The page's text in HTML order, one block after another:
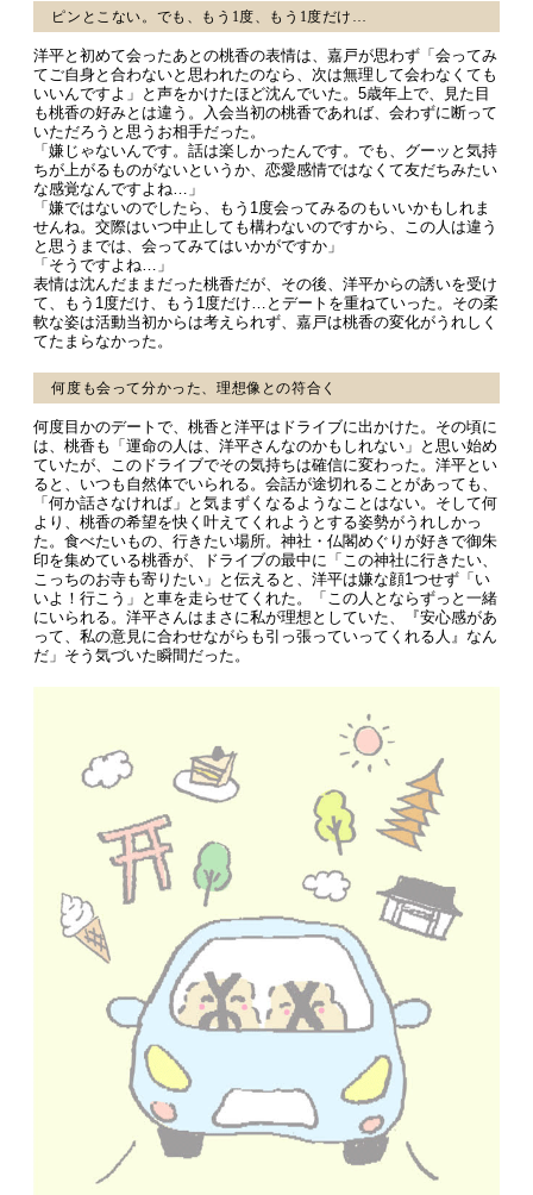
ピンとこない。でも、もう1度、もう1度だけ…
洋平と初めて会ったあとの桃香の表情は、嘉戸が思わず「会ってみ
てご自身と合わないと思われたのなら、次は無理して会わなくても
いいんですよ」と声をかけたほど沈んでいた。5歳年上で、見た目
も桃香の好みとは違う。入会当初の桃香であれば、会わずに断って
いただろうと思うお相手だった。
「嫌じゃないんです。話は楽しかったんです。でも、グーッと気持
ちが上がるものがないというか、恋愛感情ではなくて友だちみたい
な感覚なんですよね…」
「嫌ではないのでしたら、もう1度会ってみるのもいいかもしれま
せんね。交際はいつ中止しても構わないのですから、この人は違う
と思うまでは、会ってみてはいかがですか」
「そうですよね…」
表情は沈んだままだった桃香だが、その後、洋平からの誘いを受け
て、もう1度だけ、もう1度だけ…とデートを重ねていった。その柔
軟な姿は活動当初からは考えられず、嘉戸は桃香の変化がうれしく
てたまらなかった。
何度も会って分かった、理想像との符合く
何度目かのデートで、桃香と洋平はドライブに出かけた。その頃に
は、桃香も「運命の人は、洋平さんなのかもしれない」と思い始め
ていたが、このドライブでその気持ちは確信に変わった。洋平とい
ると、いつも自然体でいられる。会話が途切れることがあっても、
「何か話さなければ」と気まずくなるようなことはない。そして何
より、桃香の希望を快く叶えてくれようとする姿勢がうれしかっ
た。食べたいもの、行きたい場所。神社・仏閣めぐりが好きで御朱
印を集めている桃香が、ドライブの最中に「この神社に行きたい、
こっちのお寺も寄りたい」と伝えると、洋平は嫌な顔1つせず「い
いよ！行こう」と車を走らせてくれた。「この人とならずっと一緒
にいられる。洋平さんはまさに私が理想としていた、『安心感があ
って、私の意見に合わせながらも引っ張っていってくれる人』なん
だ」そう気づいた瞬間だった。